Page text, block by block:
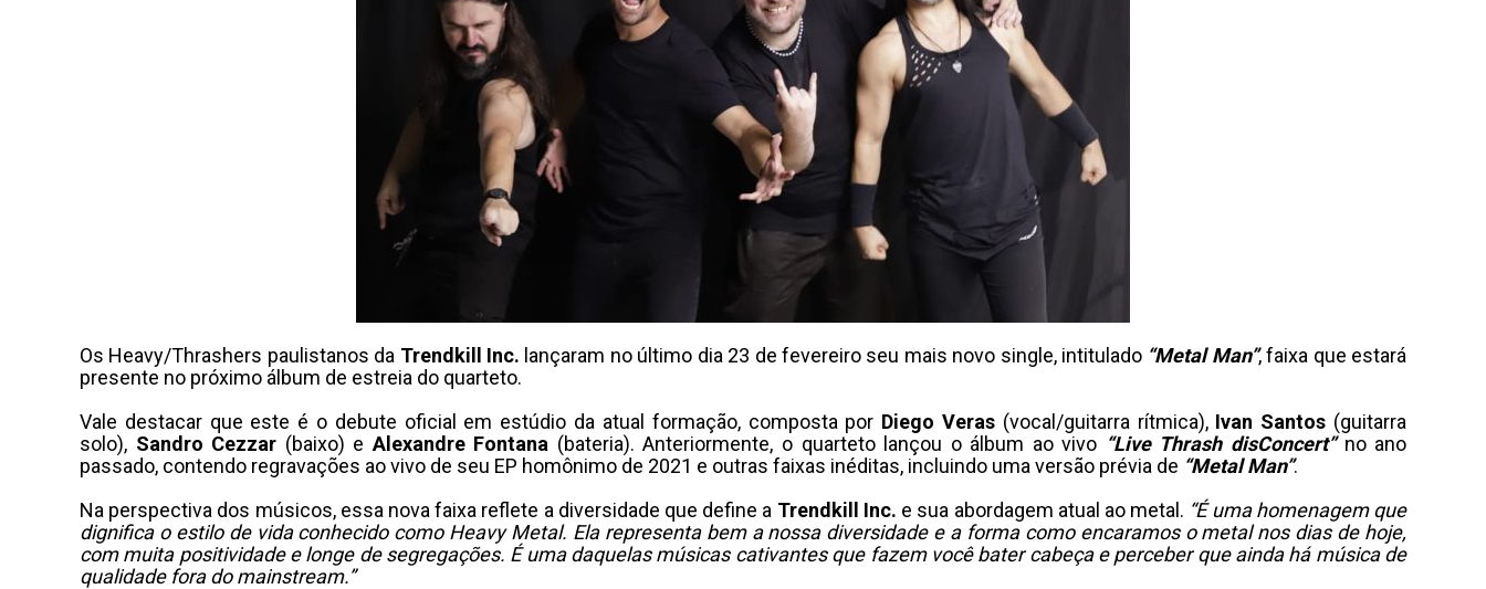
Os Heavy/Thrashers paulistanos da Trendkill Inc. lançaram no último dia 23 de fevereiro seu mais novo single, intitulado “Metal Man”, faixa que estará
presente no próximo álbum de estreia do quarteto.
Vale destacar que este é o debute oficial em estúdio da atual formação, composta por Diego Veras(vocal/guitarra rítmica), Ivan Santos (guitarra
solo), Sandro Cezzar (baixo) e Alexandre Fontana (bateria). Anteriormente, o quarteto lançou o álbum ao vivo “Live Thrash disConcert”no ano
passado, contendo regravações ao vivo de seu EP homônimo de 2021 e outras faixas inéditas, incluindo uma versão prévia de “Metal Man”.
Na perspectiva dos músicos, essa nova faixa reflete a diversidade que define a Trendkill Inc. e sua abordagem atual ao metal. “É uma homenagem que
dignifica o estilo de vida conhecido como Heavy Metal. Ela representa bem a nossa diversidade e a forma como encaramos o metal nos dias de hoje,
com muita positividade e longe de segregações. É uma daquelas músicas cativantes que fazem você bater cabeça e perceber que ainda há música de
qualidade fora do mainstream.”